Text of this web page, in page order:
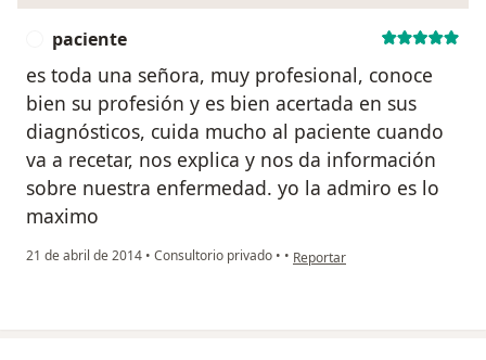
paciente
es toda una señora, muy profesional, conoce
bien su profesión y es bien acertada en sus
diagnósticos, cuida mucho al paciente cuando
va a recetar, nos explica y nos da información
sobre nuestra enfermedad. yo la admiro es lo
maximo
21 de abril de 2014 • Consultorio privado • • en opinión del usuario paciente
Reportar